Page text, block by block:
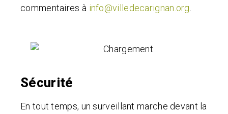
commentaires à info@villedecarignan.org
Sécurité
En tout temps, un surveillant marche devant la